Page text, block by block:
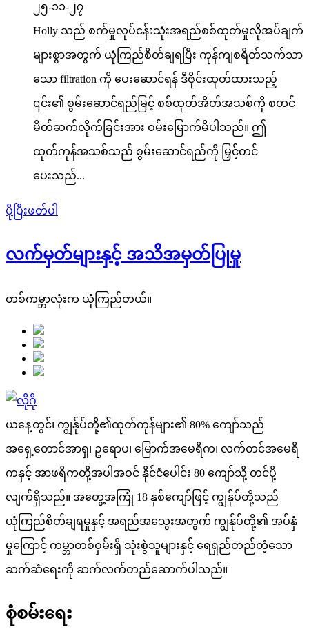
၂၅-၁၁-၂၇
Holly သည် စက်မှုလုပ်ငန်းသုံးအရည်စစ်ထုတ်မှုလိုအပ်ချက်
များစွာအတွက် ယုံကြည်စိတ်ချရပြီး ကုန်ကျစရိတ်သက်သာ
သော filtration ကို ပေးဆောင်ရန် ဒီဇိုင်းထုတ်ထားသည့်
၎င်း၏ စွမ်းဆောင်ရည်မြင့် စစ်ထုတ်အိတ်အသစ်ကို စတင်
မိတ်ဆက်လိုက်ခြင်းအား ဝမ်းမြောက်မိပါသည်။ ဤ
ထုတ်ကုန်အသစ်သည် စွမ်းဆောင်ရည်ကို မြှင့်တင်
ပေးသည်...
ပိုပြီးဖတ်ပါ
လက်မှတ်များနှင့် အသိအမှတ်ပြုမှု
တစ်ကမ္ဘာလုံးက ယုံကြည်တယ်။
ယနေ့တွင်၊ ကျွန်ုပ်တို့၏ထုတ်ကုန်များ၏ 80% ကျော်သည်
အရှေ့တောင်အာရှ၊ ဥရောပ၊ မြောက်အမေရိက၊ လက်တင်အမေရိ
ကနှင့် အာဖရိကတို့အပါအဝင် နိုင်ငံပေါင်း 80 ကျော်သို့ တင်ပို့
လျက်ရှိသည်။ အတွေ့အကြုံ 18 နှစ်ကျော်ဖြင့် ကျွန်ုပ်တို့သည်
ယုံကြည်စိတ်ချရမှုနှင့် အရည်အသွေးအတွက် ကျွန်ုပ်တို့၏ အပ်နှံ
မှုကြောင့် ကမ္ဘာတစ်ဝှမ်းရှိ သုံးစွဲသူများနှင့် ရေရှည်တည်တံ့သော
ဆက်ဆံရေးကို ဆက်လက်တည်ဆောက်ပါသည်။
စုံစမ်းရေး